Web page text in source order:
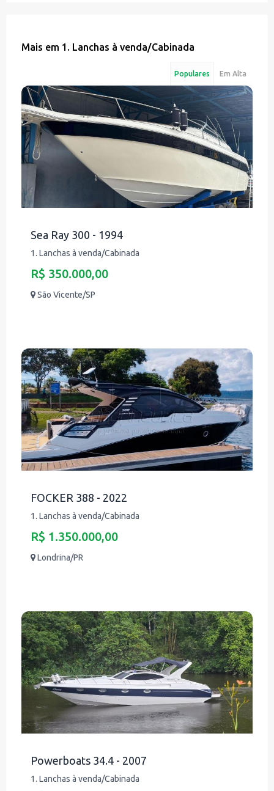
Mais em 1. Lanchas à venda/Cabinada
Populares Em Alta
Sea Ray 300 - 1994
1. Lanchas à venda/Cabinada
R$ 350.000,00
São Vicente/SP
FOCKER 388 - 2022
1. Lanchas à venda/Cabinada
R$ 1.350.000,00
Londrina/PR
Powerboats 34.4 - 2007
1. Lanchas à venda/Cabinada